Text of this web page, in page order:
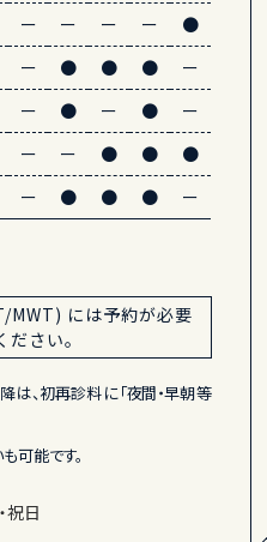
ー ー ー ー
●
ー ● ● ●
ー
ー ● ー ●
ー
ー ー ● ●
●
ー ● ● ● ー
MWT) には予約が必要
さい。
、初再診料に「夜間・早朝等
可能です。
祝日